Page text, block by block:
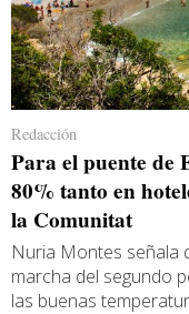
Redacción
Para el puente de
80% tanto en
la Comunitat
Nuria Montes señala
marcha del segundo
las buenas